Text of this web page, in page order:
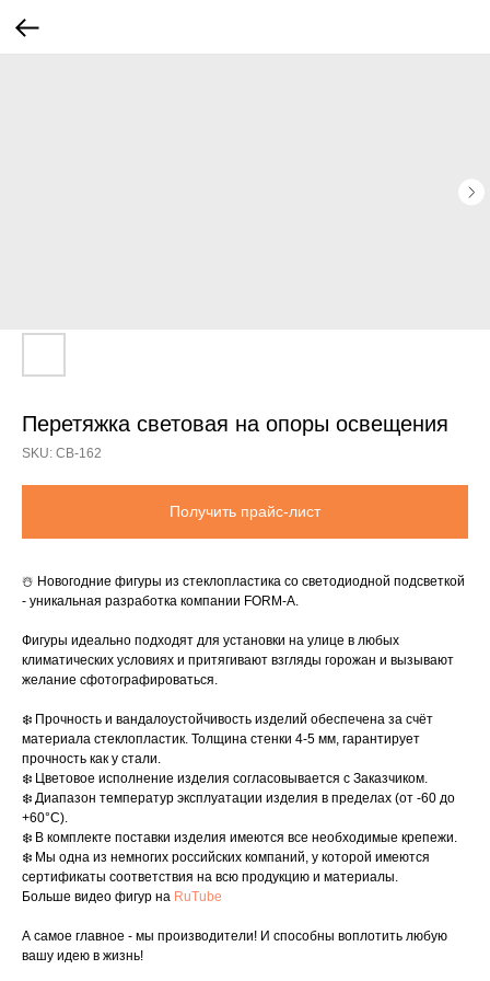
Перетяжка световая на опоры освещения
SKU: СВ-162
Получить прайс-лист
☃️ Новогодние фигуры из стеклопластика со светодиодной подсветкой
- уникальная разработка компании FORM-A.
Фигуры идеально подходят для установки на улице в любых
климатических условиях и притягивают взгляды горожан и вызывают
желание сфотографироваться.
❄️ Прочность и вандалоустойчивость изделий обеспечена за счёт
материала стеклопластик. Толщина стенки 4-5 мм, гарантирует
прочность как у стали.
❄️ Цветовое исполнение изделия согласовывается с Заказчиком.
❄️ Диапазон температур эксплуатации изделия в пределах (от -60 до
+60°C).
❄️ В комплекте поставки изделия имеются все необходимые крепежи.
❄️ Мы одна из немногих российских компаний, у которой имеются
сертификаты соответствия на всю продукцию и материалы.
Больше видео фигур на RuTube
А самое главное - мы производители! И способны воплотить любую
вашу идею в жизнь!